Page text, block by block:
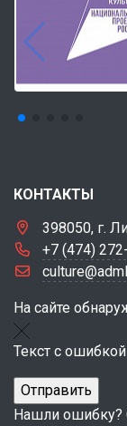
КОНТАКТЫ
398050, г.
+7 (474)
На сайте
Текст с ошибкой
Нашли ошибку?